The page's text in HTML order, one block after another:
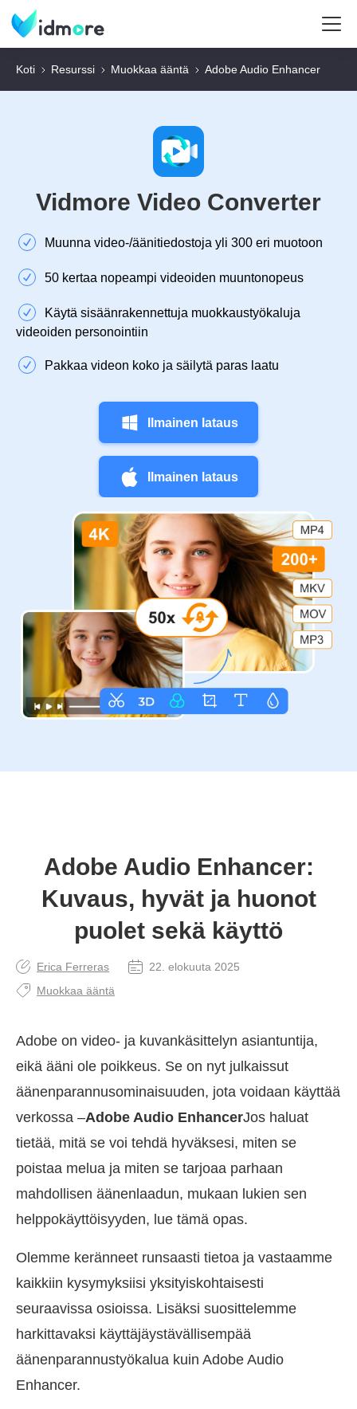
Koti Resurssi Muokkaa ääntä Adobe Audio Enhancer
Vidmore Video Converter
Muunna video-/äänitiedostoja yli 300 eri muotoon
50 kertaa nopeampi videoiden muuntonopeus
Käytä sisäänrakennettuja muokkaustyökaluja
videoiden personointiin
Pakkaa videon koko ja säilytä paras laatu
Ilmainen lataus
Ilmainen lataus
Adobe Audio Enhancer:
Kuvaus, hyvät ja huonot
puolet sekä käyttö
Erica Ferreras
22. elokuuta 2025
Muokkaa ääntä
Adobe on video- ja kuvankäsittelyn asiantuntija,
eikä ääni ole poikkeus. Se on nyt julkaissut
äänenparannusominaisuuden, jota voidaan käyttää
verkossa –Adobe Audio EnhancerJos haluat
tietää, mitä se voi tehdä hyväksesi, miten se
poistaa melua ja miten se tarjoaa parhaan
mahdollisen äänenlaadun, mukaan lukien sen
helppokäyttöisyyden, lue tämä opas.
Olemme keränneet runsaasti tietoa ja vastaamme
kaikkiin kysymyksiisi yksityiskohtaisesti
seuraavissa osioissa. Lisäksi suosittelemme
harkittavaksi käyttäjäystävällisempää
äänenparannustyökalua kuin Adobe Audio
Enhancer.